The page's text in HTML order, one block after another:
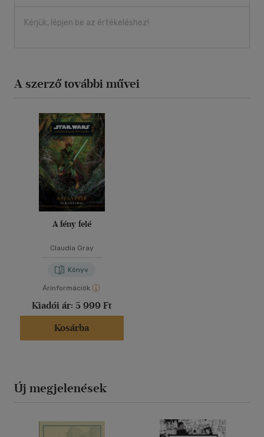
Kérjük, lépjen be az értékeléshez!
A szerző további művei
A fény felé
Claudia Gray
Könyv
Árinformációk
Kiadói ár: 5 999 Ft
Kosárba
Új megjelenések